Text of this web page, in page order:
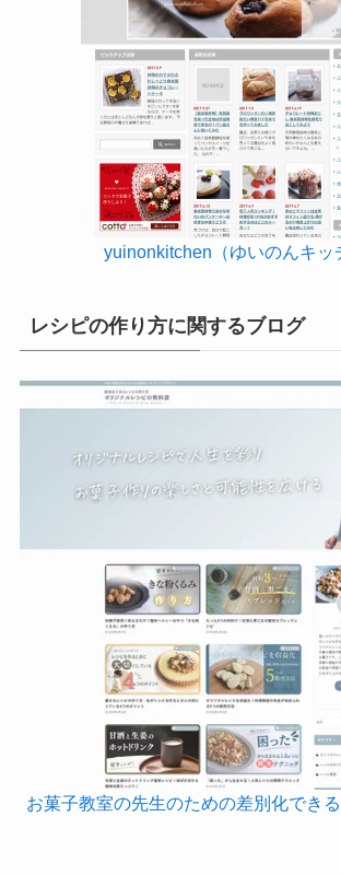
yuinonkitchen（ゆいのんキッ
レシピの作り方に関するブログ
お菓子教室の先生のための差別化でき